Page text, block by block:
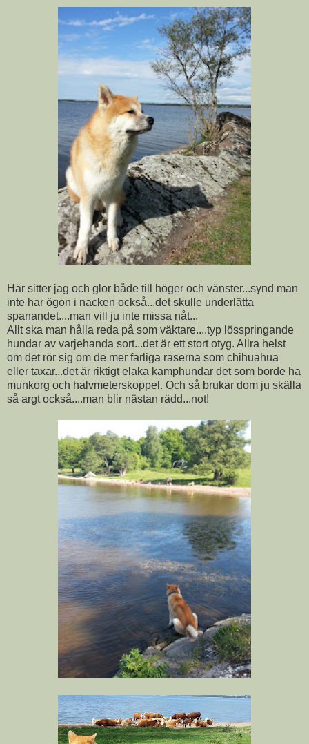
Här sitter jag och glor både till höger och vänster...synd man
inte har ögon i nacken också...det skulle underlätta
spanandet....man vill ju inte missa nåt...
Allt ska man hålla reda på som väktare....typ lösspringande
hundar av varjehanda sort...det är ett stort otyg. Allra helst
om det rör sig om de mer farliga raserna som chihuahua
eller taxar...det är riktigt elaka kamphundar det som borde ha
munkorg och halvmeterskoppel. Och så brukar dom ju skälla
så argt också....man blir nästan rädd...not!